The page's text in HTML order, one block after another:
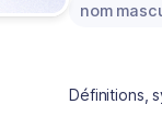
nom
Définitions,